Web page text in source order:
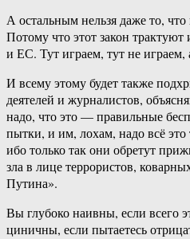
А остальным нельзя даже то,
Потому что этот закон
и ЕС. Тут играем, тут не
И всему этому будет также
деятелей и журналистов,
надо, что это — правильные
пытки, и им, лохам, надо всё это
ибо только так они обретут
зла в лице террористов,
Путина».
Вы глубоко наивны, если всего
циничны, если пытаетесь